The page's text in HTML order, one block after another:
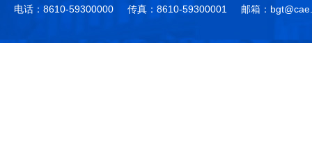
电话：8610-59300000
传真：8610-59300001 邮箱：